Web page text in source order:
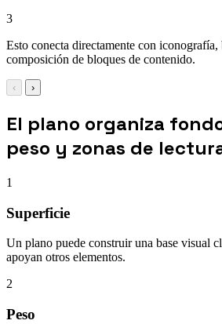
3
Esto conecta directamente con
composición de bloques de contenido.
‹ ›
El plano organiza
peso y zonas de
1
Superficie
Un plano puede construir una base visual
apoyan otros elementos.
2
Peso